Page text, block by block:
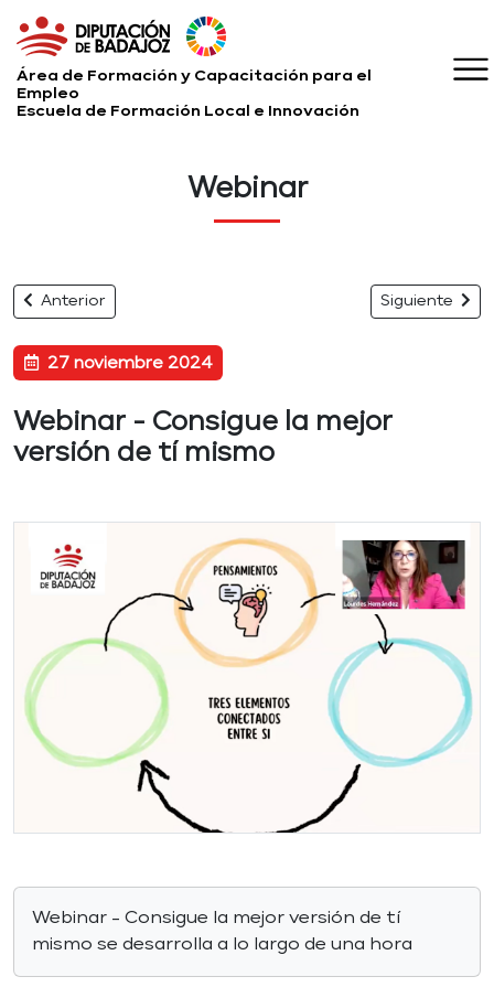
Área de Formación y Capacitación para el
Empleo
Escuela de Formación Local e Innovación
Webinar
Anterior Siguiente
27 noviembre 2024
Webinar - Consigue la mejor
versión de tí mismo
Webinar - Consigue la mejor versión de tí
mismo se desarrolla a lo largo de una hora